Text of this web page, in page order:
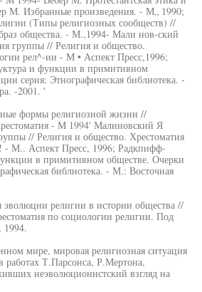
М. Избранные произведения. - М„ 1990;
(Типы религиозных сообществ) //
общества. - М.,1994- Мали нов-ский
группы // Религия и общество.
рел^-ии - М • Аспект Пресс,1996;
и функции в примитивном
серия: Этнографическая библиотека. -
-2001. '
формы религиозной жизни //
- М 1994' Малиновский Я
// Религия и общество. Хрестоматия
- М.. Аспект Пресс, 1996; Радкпифф-
в примитивном обществе. Очерки
библиотека. - М.: Восточная
религии в истории общества //
по социологии религии. Под
мире, мировая религиозная ситуация
работах Т.Парсонса, Р.Мертона,
неэволюционистский взгляд на